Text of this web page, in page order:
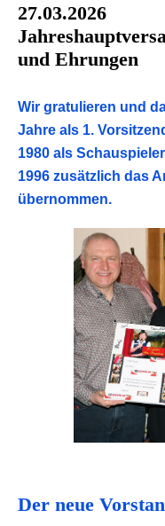
27.03.2026
und Ehrungen
Wir gratulieren und
Jahre als 1.
1980 als
1996 zusätzlich das
übernommen.
Der neue